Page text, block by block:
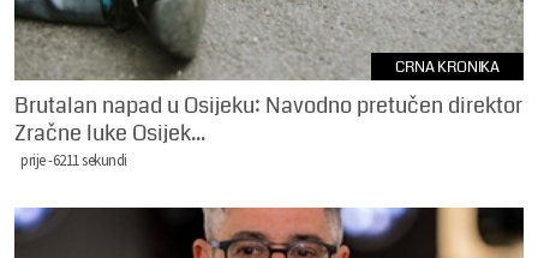
CRNA KRONIKA
Brutalan napad u Osijeku: Navodno pretučen direktor
Zračne luke Osijek...
prije -6211 sekundi